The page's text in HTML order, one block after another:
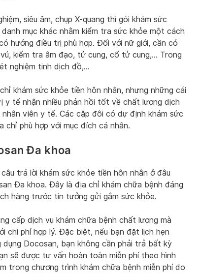
siêu âm, chụp X-quang thì gói khám sức
mục khác nhằm kiểm tra sức khỏe một cách
hướng điều trị phù hợp. Đối với nữ giới, cần có
kiểm tra âm đạo, tử cung, cổ tử cung,… Trong
nghiệm tinh dịch đồ,…
khám sức khỏe tiền hôn nhân, nhưng những cái
y tế nhận nhiều phản hồi tốt về chất lượng dịch
viên y tế. Các cặp đôi có dự định khám sức
phù hợp với mục đích cá nhân.
Đa khoa
trả lời khám sức khỏe tiền hôn nhân ở đâu
Đa khoa. Đây là địa chỉ khám chữa bệnh đáng
hàng trước tin tưởng gửi gắm sức khỏe.
cấp dịch vụ khám chữa bệnh chất lượng mà
chi phí hợp lý. Đặc biệt, nếu bạn đặt lịch hẹn
Docosan, bạn không cần phải trả bất kỳ
sẽ được tư vấn hoàn toàn miễn phí theo hình
trong chương trình khám chữa bệnh miễn phí do